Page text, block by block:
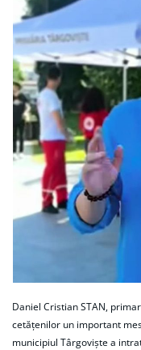
Daniel Cristian STAN,
cetățenilor un important
municipiul Târgoviște a intrat